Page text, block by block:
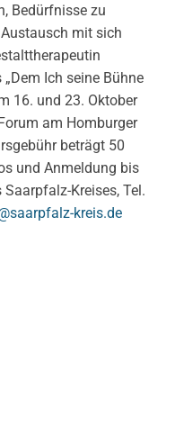
Bedürfnisse zu
mit sich
Ich seine Bühne
16. und 23. Oktober
am Homburger
beträgt 50
und Anmeldung bis
Kreises, Tel.
kreis.de